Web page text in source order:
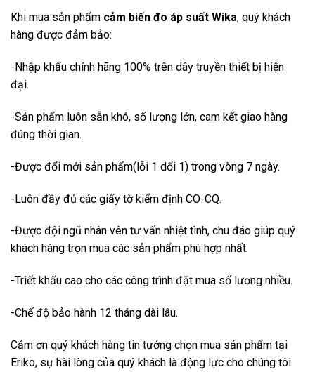
Khi mua sản phẩm cảm biến đo áp suất Wika, quý khách
hàng được đảm bảo:
-Nhập khẩu chính hãng 100% trên dây truyền thiết bị hiện
đại.
-Sản phẩm luôn sẵn khó, số lượng lớn, cam kết giao hàng
đúng thời gian.
-Được đổi mới sản phẩm(lỗi 1 dổi 1) trong vòng 7 ngày.
-Luôn đầy đủ các giấy tờ kiểm định CO-CQ.
-Được đội ngũ nhân vên tư vấn nhiệt tình, chu đáo giúp quý
khách hàng trọn mua các sản phẩm phù hợp nhất.
-Triết khấu cao cho các công trình đặt mua số lượng nhiều.
-Chế độ bảo hành 12 tháng dài lâu.
Cảm ơn quý khách hàng tin tưởng chọn mua sản phẩm tại
Eriko, sự hài lòng của quý khách là động lực cho chúng tôi